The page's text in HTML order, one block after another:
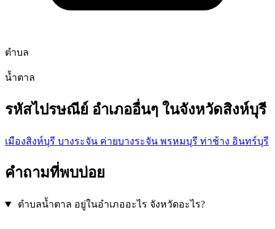
ตำบล
น้ำตาล
รหัสไปรษณีย์ อำเภออื่นๆ ในจังหวัดสิงห์บุรี
เมืองสิงห์บุรี บางระจัน ค่ายบางระจัน พรหมบุรี ท่าช้าง อินทร์บุรี
คำถามที่พบบ่อย
ตำบลน้ำตาล อยู่ในอำเภออะไร จังหวัดอะไร?